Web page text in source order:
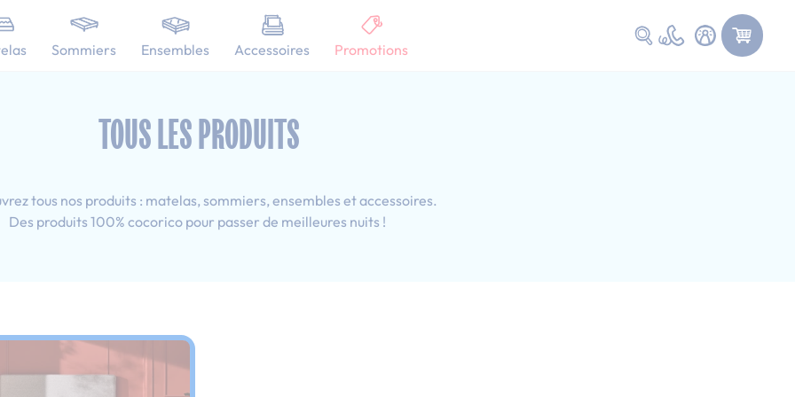
Sommiers Ensembles Accessoires Promotions
Faire une recherche
déco Ado Tous les produits : 80x190 cm
TOUS LES PRODUITS
tous nos produits : matelas, sommiers, ensembles et accessoires.
Des produits 100% cocorico pour passer de meilleures nuits !